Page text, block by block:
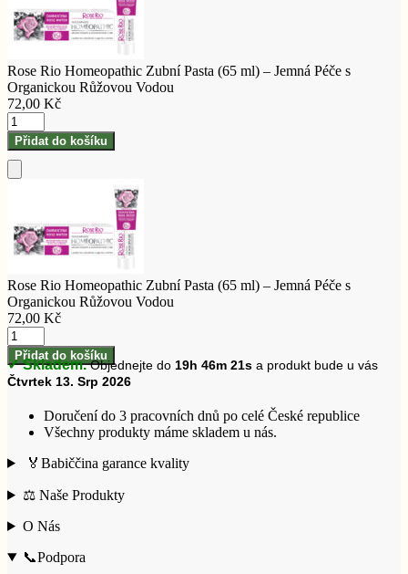
Rose Rio Homeopathic Zubní Pasta (65 ml) – Jemná Péče s
Organickou Růžovou Vodou
72,00 Kč
Rose
Rio
Homeopathic
Jemná
s
Organickou
Růžovou
Vodou
množství
Přidat do košíku
Rose Rio Homeopathic Zubní Pasta (65 ml) – Jemná Péče s
Organickou Růžovou Vodou
72,00 Kč
Rose
Rio
Homeopathic
Zubní
Jemná
s
Růžovou
množství
Přidat do košíku
✓ Skladem. Objednejte do 19h 46m 20s a produkt bude u vás
Čtvrtek 13. Srp 2026
Doručení do 3 pracovních dnů po celé České republice
Všechny produkty máme skladem u nás.
🏅Babiččina garance kvality
⚖️ Naše Produkty
O Nás
📞Podpora